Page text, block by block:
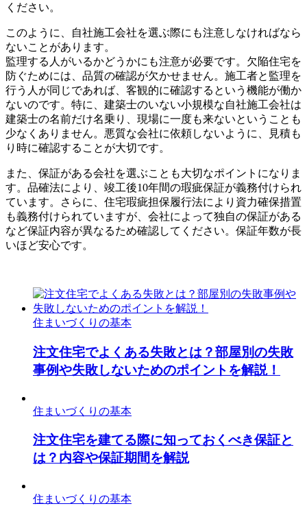
ください。
このように、自社施工会社を選ぶ際にも注意しなければなら
ないことがあります。
監理する人がいるかどうかにも注意が必要です。欠陥住宅を
防ぐためには、品質の確認が欠かせません。施工者と監理を
行う人が同じであれば、客観的に確認するという機能が働か
ないのです。特に、建築士のいない小規模な自社施工会社は
建築士の名前だけ名乗り、現場に一度も来ないということも
少なくありません。悪質な会社に依頼しないように、見積も
り時に確認することが大切です。
また、保証がある会社を選ぶことも大切なポイントになりま
す。品確法により、竣工後10年間の瑕疵保証が義務付けられ
ています。さらに、住宅瑕疵担保履行法により資力確保措置
も義務付けられていますが、会社によって独自の保証がある
など保証内容が異なるため確認してください。保証年数が長
いほど安心です。
住まいづくりの基本
注文住宅でよくある失敗とは？部屋別の失敗
事例や失敗しないためのポイントを解説！
住まいづくりの基本
注文住宅を建てる際に知っておくべき保証と
は？内容や保証期間を解説
住まいづくりの基本